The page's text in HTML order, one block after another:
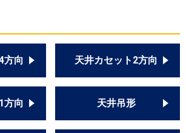
方向 天井カセット2方向
方向 天井吊形